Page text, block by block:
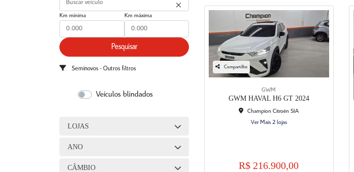
Km mínima Km máxima
Pesquisar
Seminovos - Outros filtros
Veículos blindados
LOJAS
ANO
CÂMBIO
Compartilhe
GWM
GWM HAVAL H6 GT 2024
Champion Citroën SIA
Ver Mais 2 lojas
R$ 216.900,00